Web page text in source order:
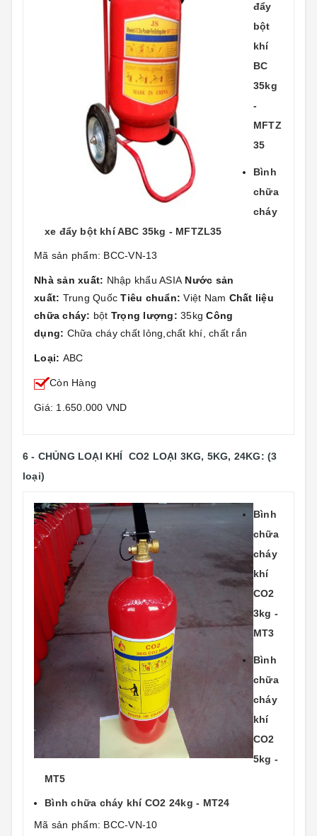
đẩy
bột
khí
BC
35kg
-
MFTZ
35
Bình
chữa
cháy
xe đẩy bột khí ABC 35kg - MFTZL35
Mã sản phẩm: BCC-VN-13
Nhà sản xuất: Nhập khẩu ASIA Nước sản
xuất: Trung QuốcTiêu chuẩn: Việt Nam Chất liệu
chữa cháy: bột Trọng lượng: 35kgCông
dụng: Chữa cháy chất lỏng,chất khí, chất rắn
Loại: ABC
Còn Hàng
Giá: 1.650.000 VND
6 - CHỦNG LOẠI KHÍ CO2 LOẠI 3KG, 5KG, 24KG: (3
loại)
Bình
chữa
cháy
khí
CO2
3kg -
MT3
Bình
chữa
cháy
khí
CO2
5kg -
MT5
Bình chữa cháy khí CO2 24kg - MT24
Mã sản phẩm: BCC-VN-10